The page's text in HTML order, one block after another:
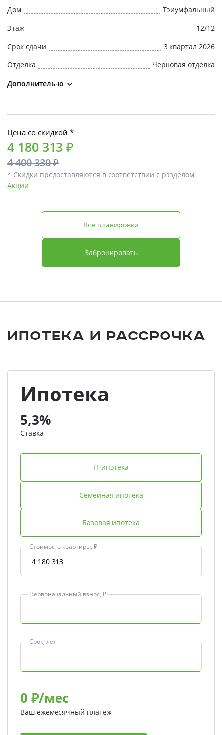
Дом
Триумфальный
Этаж
12/12
Срок сдачи
3 квартал 2026
Отделка
Черновая отделка
Дополнительно
Цена со скидкой *
4 180 313 ₽
4 400 330 ₽
* Скидки предоставляются в соответствии с разделом
Акции
Забронировать
Все планировки
Ипотека и Рассрочка
Ипотека
5,3%
Ставка
IT-ипотека
Семейная ипотека
Базовая ипотека
Стоимость квартиры, ₽
Первоначальный взнос, ₽
Срок, лет
0 ₽/мес
Ваш ежемесячный платеж